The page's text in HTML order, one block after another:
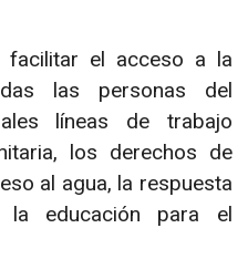
el acceso a la
las personas del
líneas de trabajo
los derechos de
al agua, la respuesta
educación para el